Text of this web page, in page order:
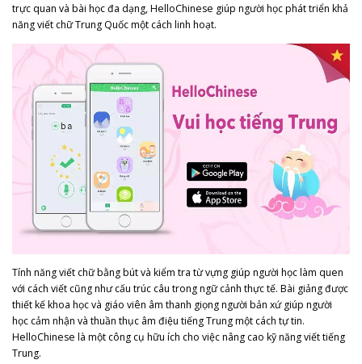
trực quan và bài học đa dạng, HelloChinese giúp người học phát triển khả
năng viết chữ Trung Quốc một cách linh hoạt.
Tính năng viết chữ bằng bút và kiểm tra từ vựng giúp người học làm quen
với cách viết cũng như cấu trúc câu trong ngữ cảnh thực tế. Bài giảng được
thiết kế khoa học và giáo viên âm thanh giọng người bản xứ giúp người
học cảm nhận và thuần thục âm điệu tiếng Trung một cách tự tin.
HelloChinese là một công cụ hữu ích cho việc nâng cao kỹ năng viết tiếng
Trung.